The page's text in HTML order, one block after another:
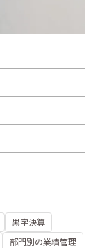
黒字決算
部門別の業績管理